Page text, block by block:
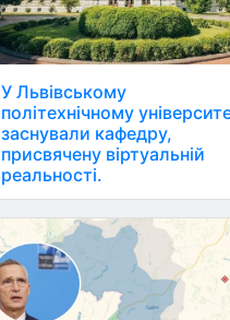
У Львівському
політехнічному
заснували кафедру,
присвячену віртуальній
реальності.